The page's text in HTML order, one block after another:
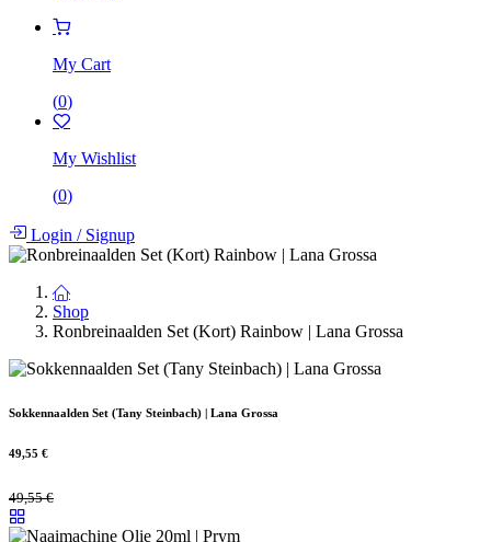
My Cart
(0)
My Wishlist
(0)
Login /Signup
Shop
Ronbreinaalden Set (Kort) Rainbow | Lana Grossa
Sokkennaalden Set (Tany Steinbach) | Lana Grossa
49,55 €
49,55€